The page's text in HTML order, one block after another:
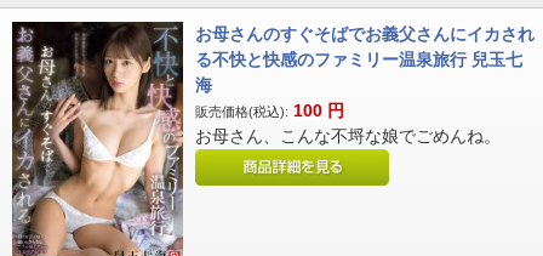
お母さんのすぐそばでお義父さんにイカされ
る不快と快感のファミリー温泉旅行 兒玉七
海
販売価格(税込): 100 円
お母さん、こんな不埒な娘でごめんね。